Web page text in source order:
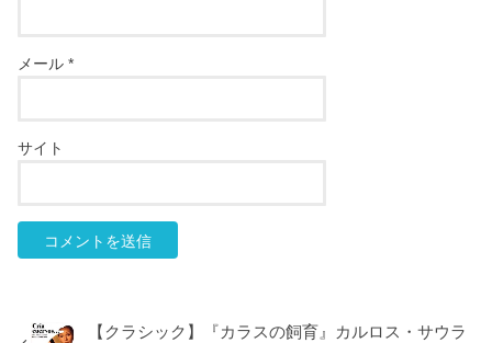
メール*
サイト
【クラシック】『カラスの飼育』カルロス・サウラ